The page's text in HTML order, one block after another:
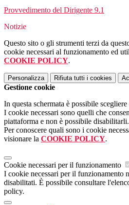
Provvedimento del Dirigente 9.1
Notizie
Questo sito o gli strumenti terzi da
cookie necessari al funzionamento ed
COOKIE POLICY.
Personalizza Rifiuta tutti i cookies
Gestione cookie
In questa schermata è possibile
I cookie necessari sono quelli che
piattaforma e non è possibile disabilitarli.
Per conoscere quali sono i cookie
visionare la COOKIE POLICY.
Cookie necessari per il funzionamento
I cookie necessari per il funzionamento
disabilitati. È possibile consultare
policy.